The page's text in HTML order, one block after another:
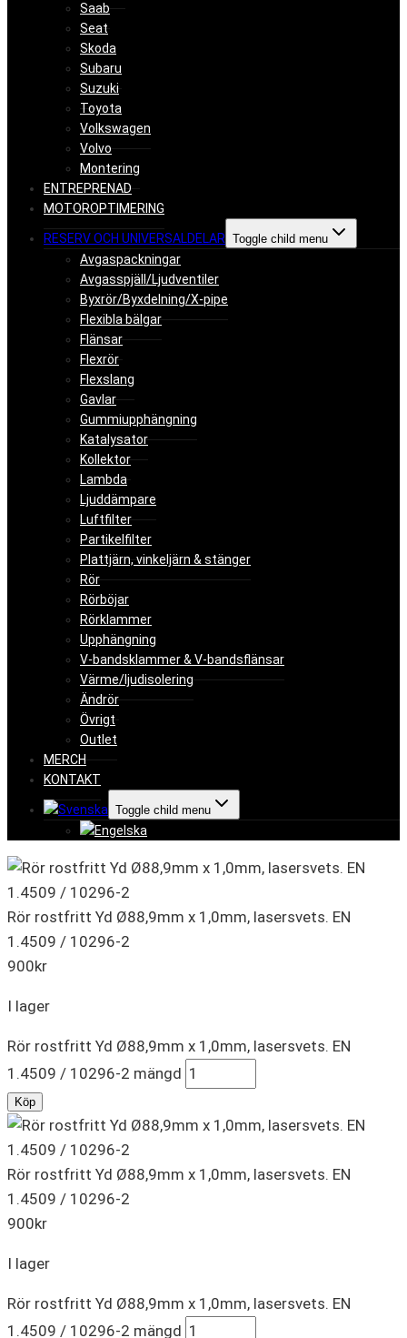
Saab
Seat
Skoda
Subaru
Suzuki
Toyota
Volkswagen
Volvo
Montering
ENTREPRENAD
MOTOROPTIMERING
RESERV OCH UNIVERSALDELAR Toggle child menu
Avgaspackningar
Avgasspjäll/Ljudventiler
Byxrör/Byxdelning/X-pipe
Flexibla bälgar
Flänsar
Flexrör
Flexslang
Gavlar
Gummiupphängning
Katalysator
Kollektor
Lambda
Ljuddämpare
Luftfilter
Partikelfilter
Plattjärn, vinkeljärn & stänger
Rör
Rörböjar
Rörklammer
Upphängning
V-bandsklammer & V-bandsflänsar
Värme/ljudisolering
Ändrör
Övrigt
Outlet
MERCH
KONTAKT
Toggle child menu
Rör rostfritt Yd Ø88,9mm x 1,0mm, lasersvets. EN
1.4509 / 10296-2
900kr
I lager
Rör rostfritt Yd Ø88,9mm x 1,0mm, lasersvets. EN
1.4509 / 10296-2 mängd
Köp
Rör rostfritt Yd Ø88,9mm x 1,0mm, lasersvets. EN
1.4509 / 10296-2
900kr
I lager
Rör rostfritt Yd Ø88,9mm x 1,0mm, lasersvets. EN
1.4509 / 10296-2 mängd